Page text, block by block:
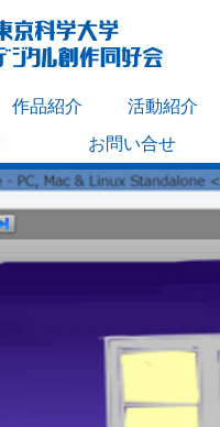
作品紹介
活動紹介
お問い合せ